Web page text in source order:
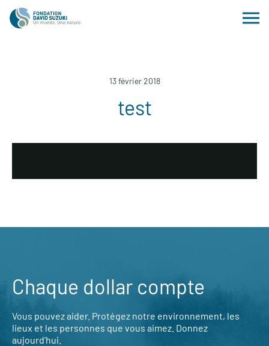
13 février 2018
test
Chaque dollar compte
Vous pouvez aider. Protégez notre environnement, les
lieux et les personnes que vous aimez. Donnez
aujourd’hui.